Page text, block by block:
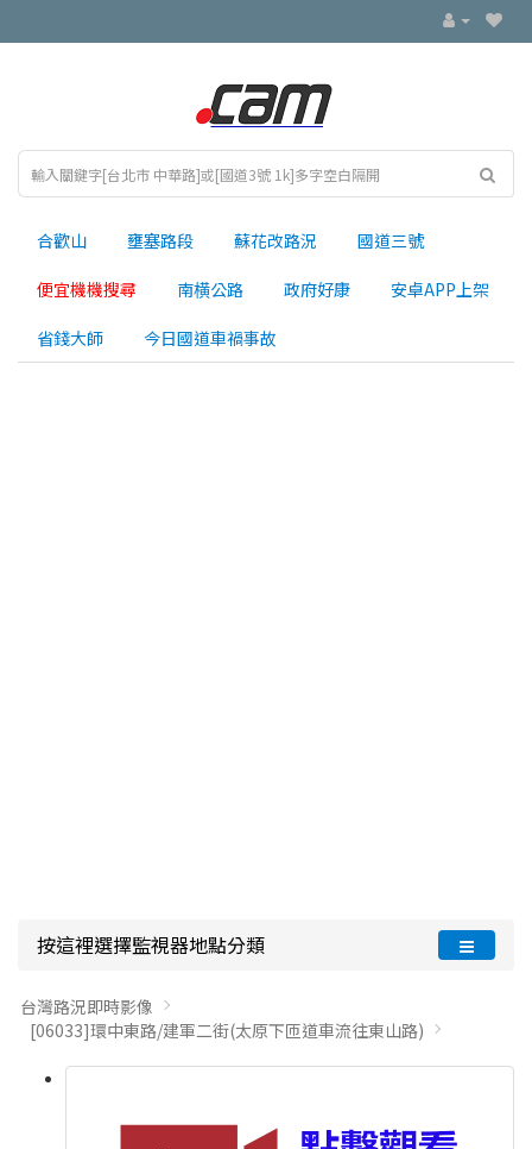
合歡山 壅塞路段 蘇花改路況 國道三號
便宜機機搜尋 南横公路 政府好康 安卓APP上架
省錢大師 今日國道車禍事故
按這裡選擇監視器地點分類
台灣路況即時影像
[06033]環中東路/建軍二街(太原下匝道車流往東山路)